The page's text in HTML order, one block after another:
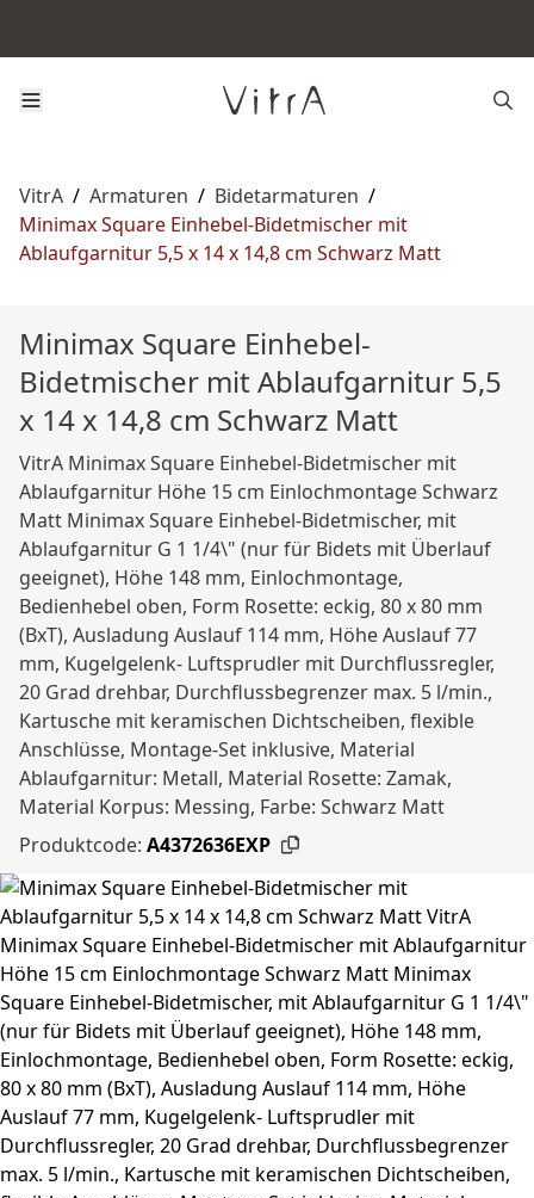
VitrA / Armaturen / Bidetarmaturen /
Minimax Square Einhebel-Bidetmischer mit
Ablaufgarnitur 5,5 x 14 x 14,8 cm Schwarz Matt
Minimax Square Einhebel-
Bidetmischer mit Ablaufgarnitur 5,5
x 14 x 14,8 cm Schwarz Matt
VitrA Minimax Square Einhebel-Bidetmischer mit
Ablaufgarnitur Höhe 15 cm Einlochmontage Schwarz
Matt Minimax Square Einhebel-Bidetmischer, mit
Ablaufgarnitur G 1 1/4\" (nur für Bidets mit Überlauf
geeignet), Höhe 148 mm, Einlochmontage,
Bedienhebel oben, Form Rosette: eckig, 80 x 80 mm
(BxT), Ausladung Auslauf 114 mm, Höhe Auslauf 77
mm, Kugelgelenk- Luftsprudler mit Durchflussregler,
20 Grad drehbar, Durchflussbegrenzer max. 5 l/min.,
Kartusche mit keramischen Dichtscheiben, flexible
Anschlüsse, Montage-Set inklusive, Material
Ablaufgarnitur: Metall, Material Rosette: Zamak,
Material Korpus: Messing, Farbe: Schwarz Matt
Produktcode: A4372636EXP